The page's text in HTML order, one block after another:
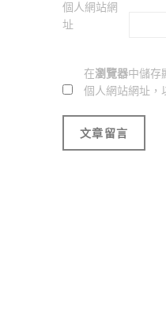
個人網站網
址
在瀏覽器中儲存
個人網站網址，